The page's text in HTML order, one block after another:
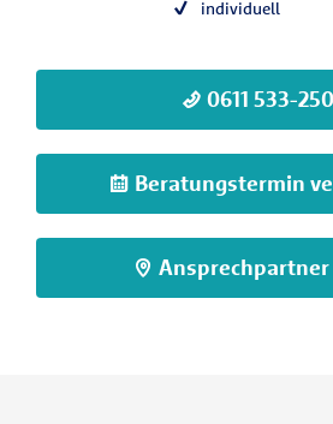
individuell
0611 533-
Beratungstermin
Ansprechpartner